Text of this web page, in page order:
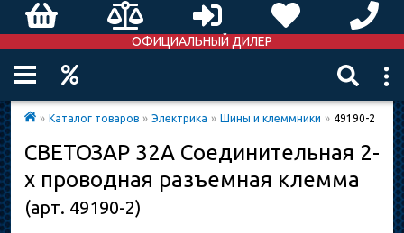
ОФИЦИАЛЬНЫЙ ДИЛЕР
» Каталог товаров » Электрика » Шины и клеммники » 49190-2
СВЕТОЗАР 32A Соединительная 2-
х проводная разъемная клемма
(арт. 49190-2)